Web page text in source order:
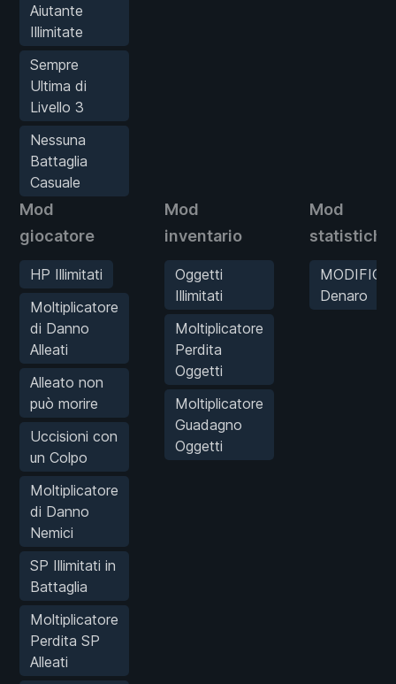
Aiutante
Illimitate
Sempre
Ultima di
Livello 3
Nessuna
Battaglia
Casuale
Mod
giocatore
HP Illimitati
Moltiplicatore
di Danno
Alleati
Alleato non
può morire
Uccisioni con
un Colpo
Moltiplicatore
di Danno
Nemici
SP Illimitati in
Battaglia
Moltiplicatore
Perdita SP
Alleati
Mod
inventario
Oggetti
Illimitati
Moltiplicatore
Perdita
Oggetti
Moltiplicatore
Guadagno
Oggetti
Mod
statistiche
MODIFICA
Denaro